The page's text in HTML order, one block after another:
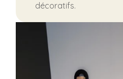
décoratifs.